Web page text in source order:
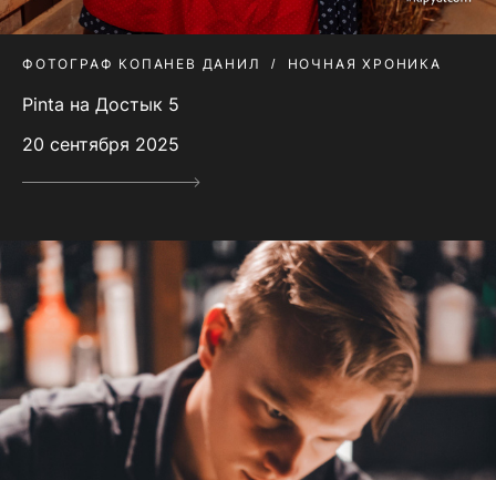
ФОТОГРАФ КОПАНЕВ ДАНИЛ НОЧНАЯ ХРОНИКА
Pinta на Достык 5
20 сентября 2025